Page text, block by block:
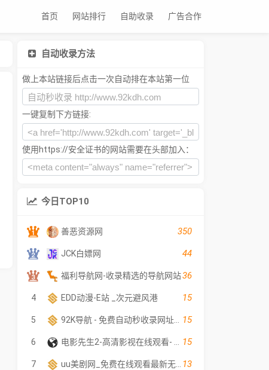
首页 网站排行 自助收录 广告合作
自动收录方法
做上本站链接后点击一次自动排在本站第一位
一键复制下方链接:
使用https://安全证书的网站需要在头部加入：
今日TOP10
善恶资源网 350
JCK白嫖网 44
福利导航网-收录精选的导航网站36
4 EDD动漫-E站 _次元避风港 15
5 15
6 15
7 13